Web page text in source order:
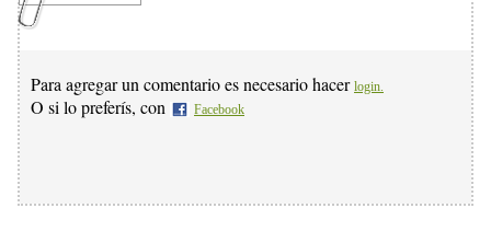
Para agregar un comentario es necesario hacer login.
O si lo preferís, con Facebook